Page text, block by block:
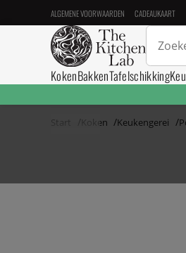
ALGEMENE VOORWAARDEN CADEAUKAART
KokenBakkenTafelschikking
Start Koken Keukengerei